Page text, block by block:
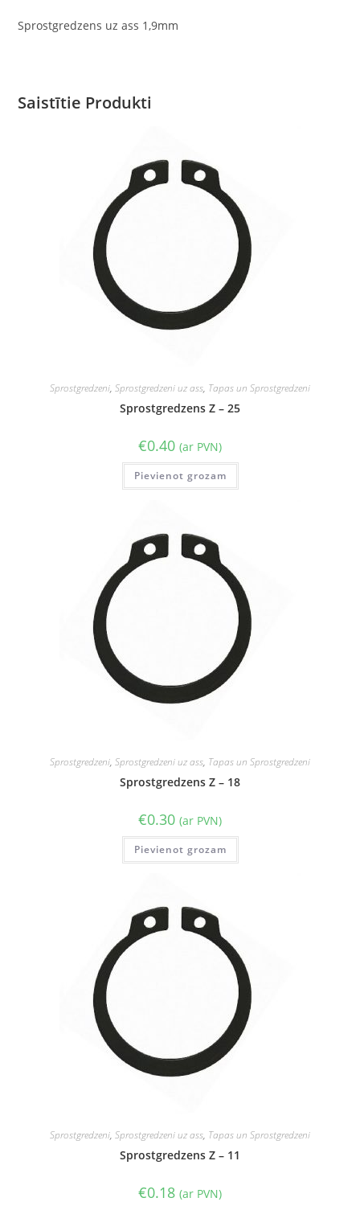
Sprostgredzens uz ass 1,9mm
Saistītie Produkti
Sprostgredzeni, Sprostgredzeni uz ass, Tapas un Sprostgredzeni
Sprostgredzens Z – 25
€0.40 (ar PVN)
Pievienot grozam
Sprostgredzeni, Sprostgredzeni uz ass, Tapas un Sprostgredzeni
Sprostgredzens Z – 18
€0.30 (ar PVN)
Pievienot grozam
Sprostgredzeni, Sprostgredzeni uz ass, Tapas un Sprostgredzeni
Sprostgredzens Z – 11
€0.18 (ar PVN)